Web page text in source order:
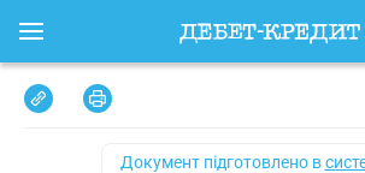
Документ підготовлено в